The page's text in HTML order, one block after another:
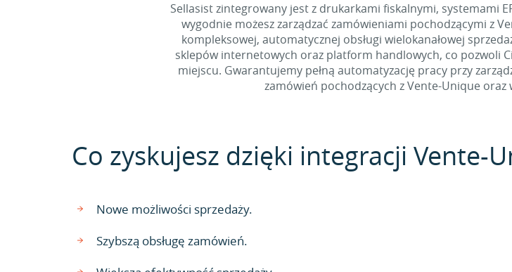
Sellasist zintegrowany jest z drukarkami fiskalnymi, systemami
wygodnie możesz zarządzać zamówieniami pochodzącymi z
kompleksowej, automatycznej obsługi wielokanałowej
sklepów internetowych oraz platform handlowych, co pozwoli
miejscu. Gwarantujemy pełną automatyzację pracy przy
zamówień pochodzących z Vente-Unique
Co zyskujesz dzięki integracji Vente-
Nowe możliwości sprzedaży.
Szybszą obsługę zamówień.